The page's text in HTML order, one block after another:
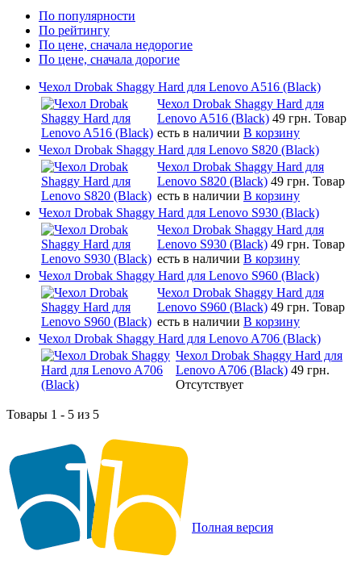
По популярности
По рейтингу
По цене, сначала недорогие
По цене, сначала дорогие
Чехол Drobak Shaggy Hard для Lenovo A516 (Black)
Чехол Drobak Shaggy Hard для
Lenovo A516 (Black) 49 грн. Товар
есть в наличии В корзину
Чехол Drobak Shaggy Hard для Lenovo S820 (Black)
Чехол Drobak Shaggy Hard для
Lenovo S820 (Black) 49 грн. Товар
есть в наличии В корзину
Чехол Drobak Shaggy Hard для Lenovo S930 (Black)
Чехол Drobak Shaggy Hard для
Lenovo S930 (Black) 49 грн. Товар
есть в наличии В корзину
Чехол Drobak Shaggy Hard для Lenovo S960 (Black)
Чехол Drobak Shaggy Hard для
Lenovo S960 (Black) 49 грн. Товар
есть в наличии В корзину
Чехол Drobak Shaggy Hard для Lenovo A706 (Black)
Чехол Drobak Shaggy Hard для
Lenovo A706 (Black) 49 грн.
Отсутствует
Товары 1 - 5 из 5
Полная версия